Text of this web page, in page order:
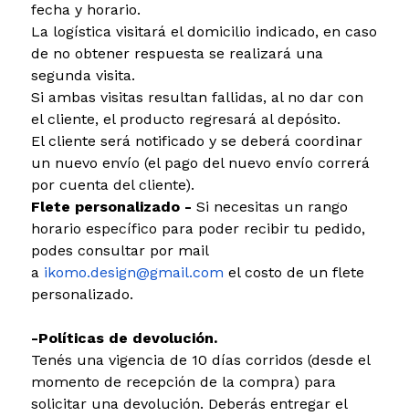
fecha y horario.
La logística visitará el domicilio indicado, en caso
de no obtener respuesta se realizará una
segunda visita.
Si ambas visitas resultan fallidas, al no dar con
el cliente, el producto regresará al depósito.
El cliente será notificado y se deberá coordinar
un nuevo envío (el pago del nuevo envío correrá
por cuenta del cliente).
Flete personalizado - Si necesitas un rango
horario específico para poder recibir tu pedido,
podes consultar por mail
a ikomo.design@gmail.com el costo de un flete
personalizado.
-Políticas de devolución.
Tenés una vigencia de 10 días corridos (desde el
momento de recepción de la compra) para
solicitar una devolución. Deberás entregar el